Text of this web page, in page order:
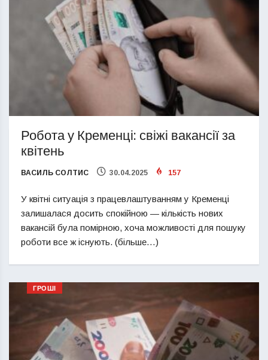
Робота у Кременці: свіжі вакансії за
квітень
ВАСИЛЬ СОЛТИС 30.04.2025 157
У квітні ситуація з працевлаштуванням у Кременці
залишалася досить спокійною — кількість нових
вакансій була помірною, хоча можливості для пошуку
роботи все ж існують. (більше…)
ГРОШІ